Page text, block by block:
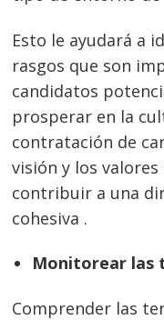
Esto le ayudará a
rasgos que son
candidatos
prosperar en la
contratación de
visión y los
contribuir a una
cohesiva .
Monitorear las
Comprender las